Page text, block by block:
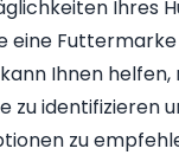
Ihres
eine Futtermarke
Ihnen helfen,
zu identifizieren
zu